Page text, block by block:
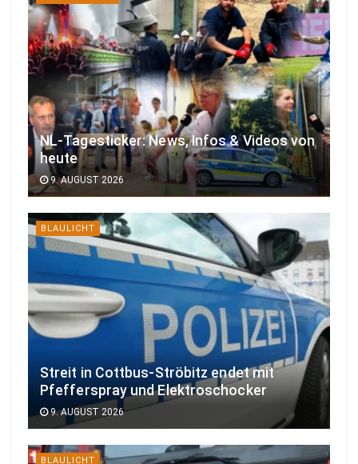
NL-Tagesticker: News, Infos & Videos von
heute
9. AUGUST 2026
BLAULICHT
Streit in Cottbus-Ströbitz endet mit
Pfefferspray und Elektroschocker
9. AUGUST 2026
BLAULICHT